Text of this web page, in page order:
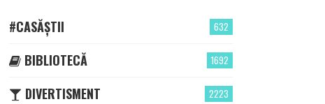
632
#CASĂȘTII
1692
BIBLIOTECĂ
2223
DIVERTISMENT